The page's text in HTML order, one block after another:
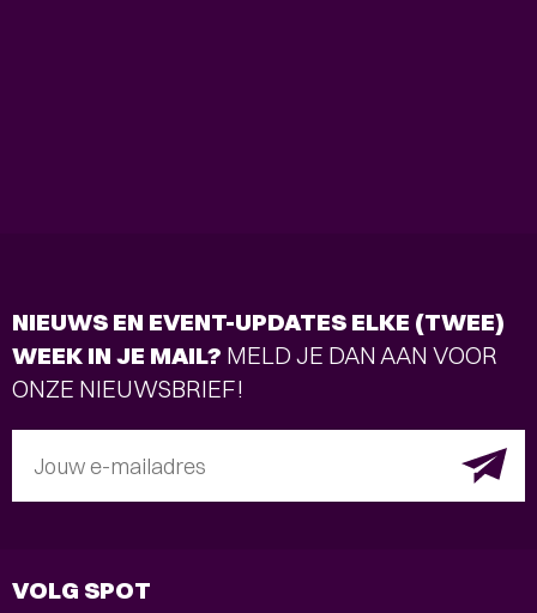
NIEUWS EN EVENT-UPDATES ELKE (TWEE)
WEEK IN JE MAIL? MELD JE DAN AAN VOOR
ONZE NIEUWSBRIEF!
Jouw e-mailadres
VOLG SPOT